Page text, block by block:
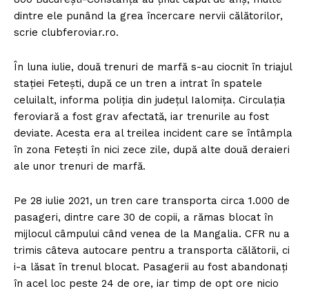
dintre ele punând la grea încercare nervii călătorilor,
scrie clubferoviar.ro.
În luna iulie, două trenuri de marfă s-au ciocnit în triajul
staţiei Feteşti, după ce un tren a intrat în spatele
celuilalt, informa poliţia din judeţul Ialomiţa. Circulaţia
feroviară a fost grav afectată, iar trenurile au fost
deviate. Acesta era al treilea incident care se întâmpla
în zona Feteşti în nici zece zile, după alte două deraieri
ale unor trenuri de marfă.
Pe 28 iulie 2021, un tren care transporta circa 1.000 de
pasageri, dintre care 30 de copii, a rămas blocat în
mijlocul câmpului când venea de la Mangalia. CFR nu a
trimis câteva autocare pentru a transporta călătorii, ci
i-a lăsat în trenul blocat. Pasagerii au fost abandonaţi
în acel loc peste 24 de ore, iar timp de opt ore nicio